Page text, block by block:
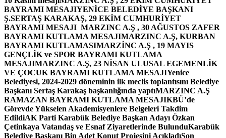
BAYRAMI MESAJIYENİCE BELEDİYE BAŞKANI
Ş.SERTAŞ KARAKAŞ, 29 EKİM CUMHURİYET
BAYRAMI MESAJI MARZINC A.Ş , 30 AĞUSTOS ZAFER
BAYRAMI KUTLAMA MESAJIMARZINC A.Ş, KURBAN
BAYRAMI KUTLAMASIMARZİNC A.Ş , 19 MAYIS
GENÇLİK ve SPOR BAYRAMI KUTLAMA
MESAJIMARZINC A.Ş, 23 NİSAN ULUSAL EGEMENLİK
VE ÇOCUK BAYRAMI KUTLAMA MESAJIYenice
Belediyesi, 2024-2029 döneminin ilk meclis toplantısını Belediye
Başkanı Sertaş Karakaş başkanlığında yaptıMARZINC A.Ş
RAMAZAN BAYRAMI KUTLAMA MESAJIKBÜ’de
Görevde Yükselen Akademisyenlere Belgeleri Takdim
EdildiAK Parti Karabük Belediye Başkan Adayı Özkan
Çetinkaya Vatandaş ve Esnaf Ziyaretlerinde BulunduKarabük
Belediye Başkanı Bin Adet Konut Projesini AçıkladıSon